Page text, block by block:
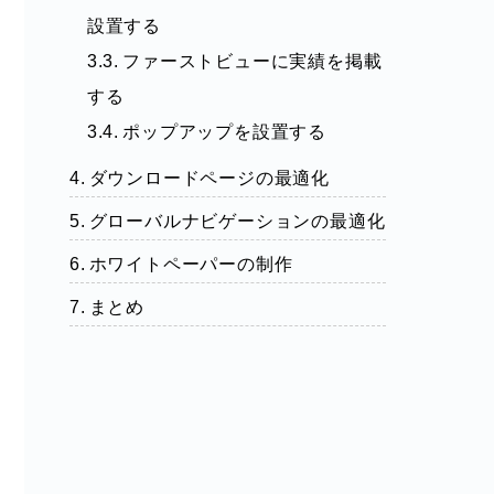
設置する
ファーストビューに実績を掲載
する
ポップアップを設置する
ダウンロードページの最適化
グローバルナビゲーションの最適化
ホワイトペーパーの制作
まとめ